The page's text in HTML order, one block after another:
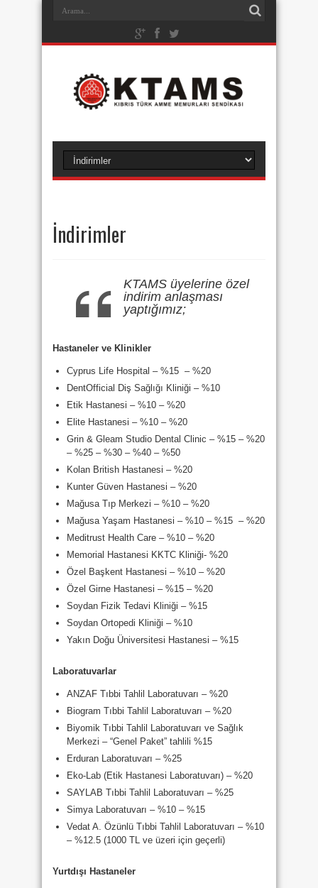
İndirimler
KTAMS üyelerine özel
indirim anlaşması
yaptığımız;
Hastaneler ve Klinikler
Cyprus Life Hospital – %15 – %20
DentOfficial Diş Sağlığı Kliniği – %10
Etik Hastanesi – %10 – %20
Elite Hastanesi – %10 – %20
Grin & Gleam Studio Dental Clinic – %15 – %20
– %25 – %30 – %40 – %50
Kolan British Hastanesi – %20
Kunter Güven Hastanesi – %20
Mağusa Tıp Merkezi – %10 – %20
Mağusa Yaşam Hastanesi – %10 – %15 – %20
Meditrust Health Care – %10 – %20
Memorial Hastanesi KKTC Kliniği- %20
Özel Başkent Hastanesi – %10 – %20
Özel Girne Hastanesi – %15 – %20
Soydan Fizik Tedavi Kliniği – %15
Soydan Ortopedi Kliniği – %10
Yakın Doğu Üniversitesi Hastanesi – %15
Laboratuvarlar
ANZAF Tıbbi Tahlil Laboratuvarı – %20
Biogram Tıbbi Tahlil Laboratuvarı – %20
Biyomik Tıbbi Tahlil Laboratuvarı ve Sağlık
Merkezi – “Genel Paket” tahlili %15
Erduran Laboratuvarı – %25
Eko-Lab (Etik Hastanesi Laboratuvarı) – %20
SAYLAB Tıbbi Tahlil Laboratuvarı – %25
Simya Laboratuvarı – %10 – %15
Vedat A. Özünlü Tıbbi Tahlil Laboratuvarı – %10
– %12.5 (1000 TL ve üzeri için geçerli)
Yurtdışı Hastaneler